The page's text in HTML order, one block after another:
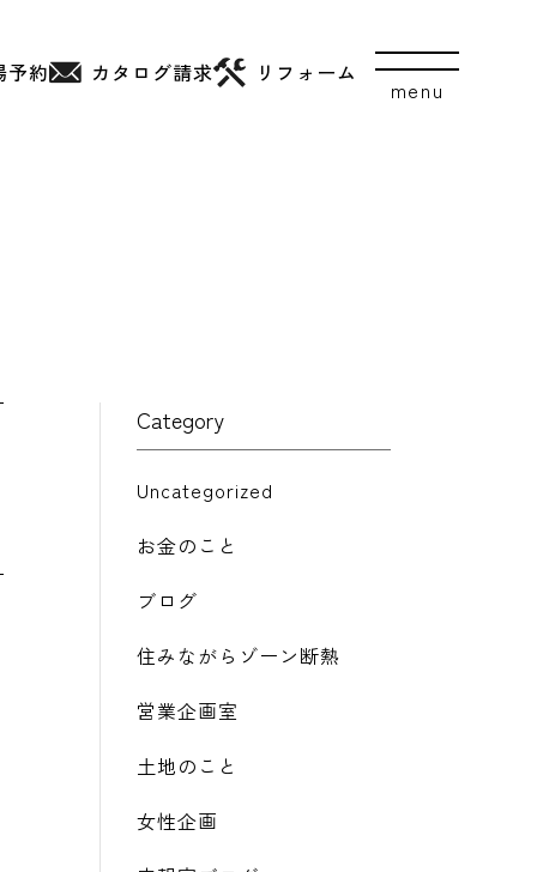
予約 カタログ請求 リフォーム
Category
Uncategorized
お金のこと
ブログ
住みながらゾーン断熱
営業企画室
土地のこと
女性企画